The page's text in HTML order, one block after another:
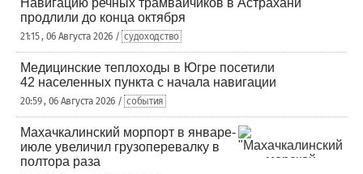
Навигацию речных трамвайчиков в Астрахани
продлили до конца октября
21:15 , 06 Августа 2026 / судоходство
Медицинские теплоходы в Югре посетили
42 населенных пункта с начала навигации
20:59 , 06 Августа 2026 / события
Махачкалинский морпорт в январе-
июле увеличил грузоперевалку в
полтора раза